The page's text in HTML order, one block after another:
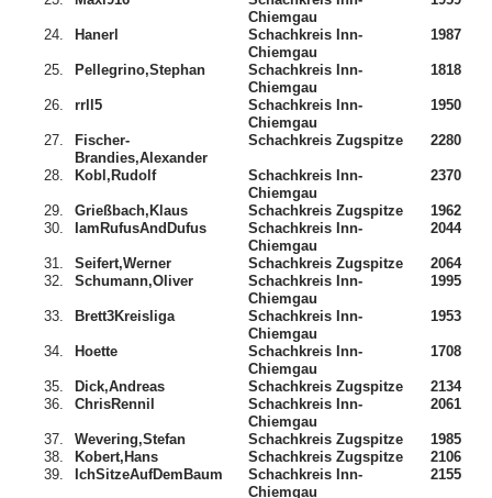
Chiemgau
24. Hanerl
Schachkreis Inn-
Chiemgau
1987
25. Pellegrino,Stephan
Schachkreis Inn-
Chiemgau
1818
26. rrll5
Schachkreis Inn-
Chiemgau
1950
27.
Fischer-
Brandies,Alexander
Schachkreis Zugspitze 2280
28. Kobl,Rudolf
Schachkreis Inn-
Chiemgau
2370
29. Grießbach,Klaus Schachkreis Zugspitze
1962
30.
IamRufusAndDufus
Schachkreis Inn-
Chiemgau
2044
31. Seifert,Werner Schachkreis Zugspitze
2064
32.
Schumann,Oliver
Schachkreis Inn-
Chiemgau
1995
33. Brett3Kreisliga
Schachkreis Inn-
Chiemgau
1953
34. Hoette
Schachkreis Inn-
Chiemgau
1708
35. Dick,Andreas Schachkreis Zugspitze
2134
36.
ChrisRennil
Schachkreis Inn-
Chiemgau
2061
37. Wevering,Stefan Schachkreis Zugspitze
1985
38.
Kobert,Hans Schachkreis Zugspitze
2106
39.
IchSitzeAufDemBaum
Schachkreis Inn-
Chiemgau
2155